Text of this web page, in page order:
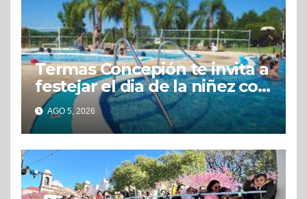
Termas Concepión te invita a
festejar el dia de la niñez con
grandes beneficios
AGO 5, 2026